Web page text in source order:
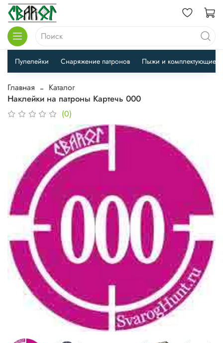
Пулелейки Снаряжение патронов Пыжи и комплектующие
Главная Каталог
Наклейки на патроны Картечь 000
(0)